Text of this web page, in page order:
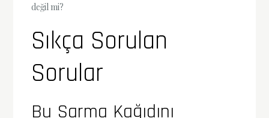
değil mi?
Sıkça Sorulan
Sorular
Bu Sarma Kağıdını